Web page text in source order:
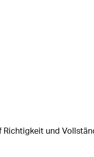
Richtigkeit und